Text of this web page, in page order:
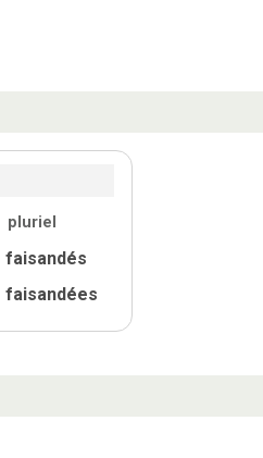
pluriel
faisandés
faisandées